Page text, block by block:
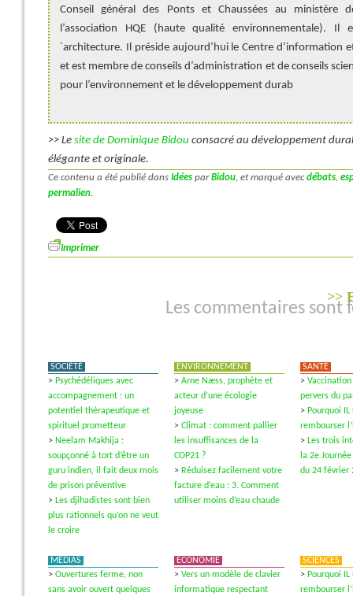
Conseil général des Ponts et Chaussées au ministère
l’association HQE (haute qualité environnementale). Il
´architecture. Il préside aujourd’hui le Centre d’information
et est membre de conseils d’administration et de conseils
pour l’environnement et le développement durab
>> Le site de Dominique Bidou consacré au développement
élégante et originale.
Ce contenu a été publié dans Idées parBidou, et marqué avec débats,
permalien.
Imprimer
>>
Les commentaires sont
SOCIÉTÉ
> Psychédéliques avec
accompagnement : un
potentiel thérapeutique et
spirituel prometteur
> Neelam Makhija :
soupçonné à tort d’être un
guru indien, il fait deux mois
de prison préventive
> Les djihadistes sont bien
plus rationnels qu’on ne veut
le croire
ENVIRONNEMENT
> Arne Næss, prophète et
acteur d’une écologie
joyeuse
> Climat : comment pallier
les insuffisances de la
COP21 ?
> Réduisez facilement votre
facture d’eau : 3. Comment
utiliser moins d’eau chaude
SANTÉ
>
pervers du
> Pourquoi IL
rembourser
> Les trois
la 2e
du 24 février
MÉDIAS
> Ouvertures ferme, non
sans avoir ouvert quelques
ECONOMIE
> Vers un modèle de clavier
informatique respectant
SCIENCES
> Pourquoi IL
rembourser